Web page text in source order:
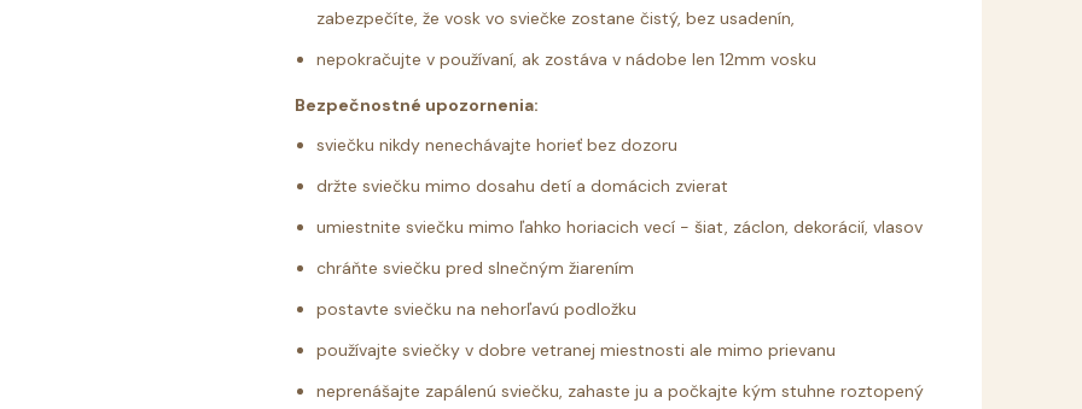
zabezpečíte, že vosk vo sviečke zostane čistý, bez usadenín,
nepokračujte v používaní, ak zostáva v nádobe len 12mm vosku
Bezpečnostné upozornenia:
sviečku nikdy nenechávajte horieť bez dozoru
držte sviečku mimo dosahu detí a domácich zvierat
umiestnite sviečku mimo ľahko horiacich vecí - šiat, záclon, dekorácií, vlasov
chráňte sviečku pred slnečným žiarením
postavte sviečku na nehorľavú podložku
používajte sviečky v dobre vetranej miestnosti ale mimo prievanu
neprenášajte zapálenú sviečku, zahaste ju a počkajte kým stuhne roztopený